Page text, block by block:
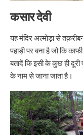
कसार देवी
यह मंदिर अल्मोड़ा से
पहाड़ी पर बना है जो कि
बतादें कि इसी के कुछ ही
के नाम से जाना जाता है।